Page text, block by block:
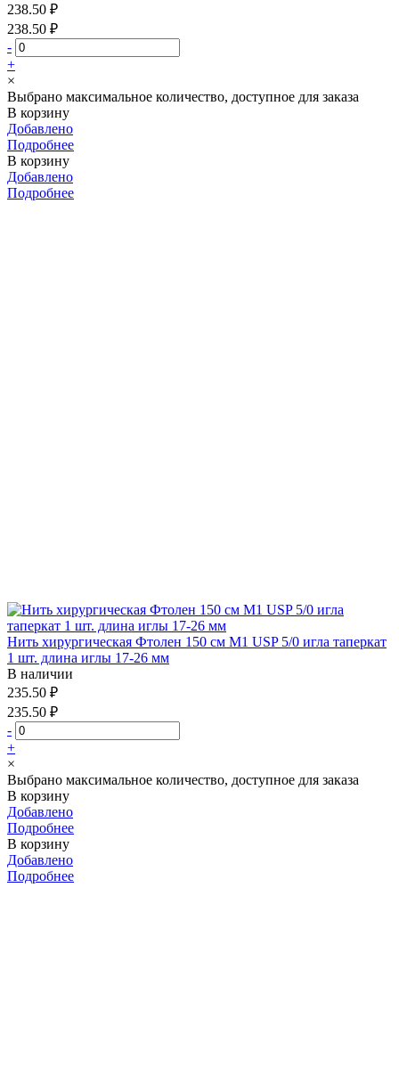
238.50 ₽
238.50 ₽
-
+
×
Выбрано максимальное количество, доступное для заказа
В корзину
Добавлено
Подробнее
В корзину
Добавлено
Подробнее
Нить хирургическая Фтолен 150 см М1 USP 5/0 игла таперкат
1 шт. длина иглы 17-26 мм
В наличии
235.50 ₽
235.50 ₽
-
+
×
Выбрано максимальное количество, доступное для заказа
В корзину
Добавлено
Подробнее
В корзину
Добавлено
Подробнее